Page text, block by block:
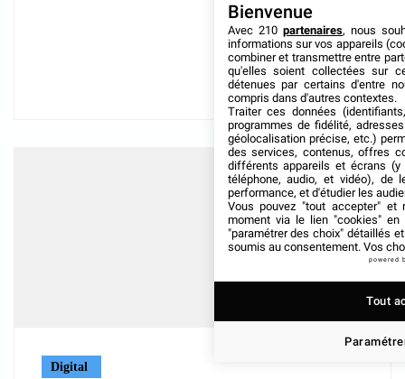
Digital
Bienvenue
Avec 210 partenaires, nous
informations sur vos appareils
combiner et transmettre entre
qu'elles soient collectées sur
détenues par certains d'entre
compris dans d'autres contextes.
Traiter ces données
programmes de fidélité,
géolocalisation précise, etc.)
des services, contenus, offres
différents appareils et écrans (y
téléphone, audio, et vidéo), de
performance, et d'étudier les
Vous pouvez "tout accepter" et
moment via le lien "cookies" en
"paramétrer des choix" détaillés
soumis au consentement. Vos
powered
Tout